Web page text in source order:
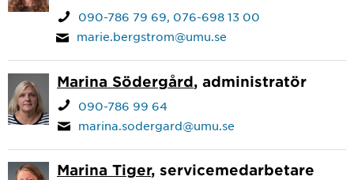
090-786 79 69 076-698 13 00
marie.bergstrom@umu.se
Marina Södergård, administratör
090-786 99 64
marina.sodergard@umu.se
Marina Tiger, servicemedarbetare